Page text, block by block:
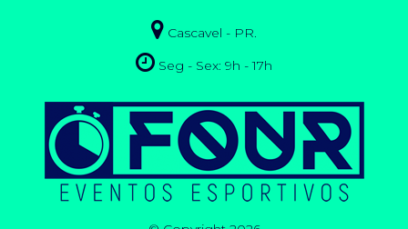
Cascavel - PR.
Seg - Sex: 9h - 17h